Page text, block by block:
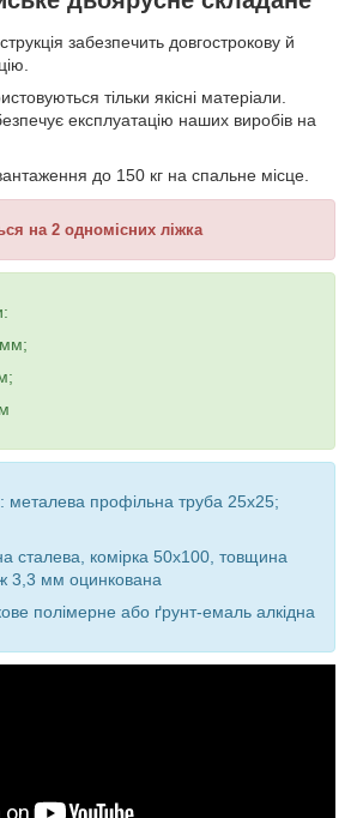
забезпечить довгострокову й
тільки якісні матеріали.
експлуатацію наших виробів на
до 150 кг на спальне місце.
на 2 одномісних ліжка
металева профільна труба 25х25;
сталева, комірка 50х100, товщина
3,3 мм оцинкована
полімерне або ґрунт-емаль алкідна